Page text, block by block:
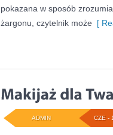
pokazana w sposób
żargonu, czytelnik może [
CZE -
ADMIN